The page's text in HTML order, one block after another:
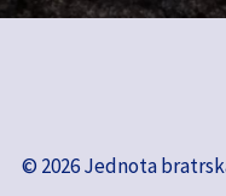
© 2026 Jednota